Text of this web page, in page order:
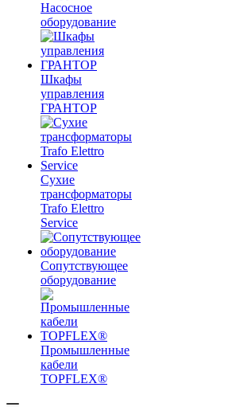
Насосное
оборудование
Шкафы
управления
ГРАНТОР
Сухие
трансформаторы
Trafo Elettro
Service
Сопутствующее
оборудование
Промышленные
кабели
TOPFLEX®